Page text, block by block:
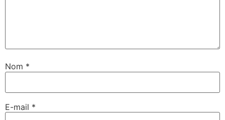
Nom *
E-mail *